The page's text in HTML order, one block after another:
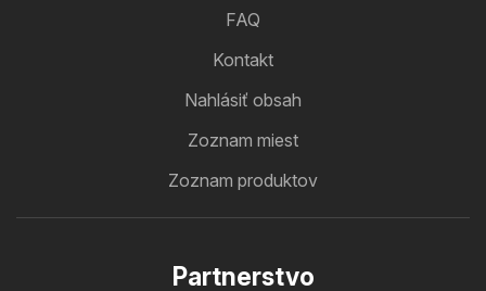
FAQ
Kontakt
Nahlásiť obsah
Zoznam miest
Zoznam produktov
Partnerstvo